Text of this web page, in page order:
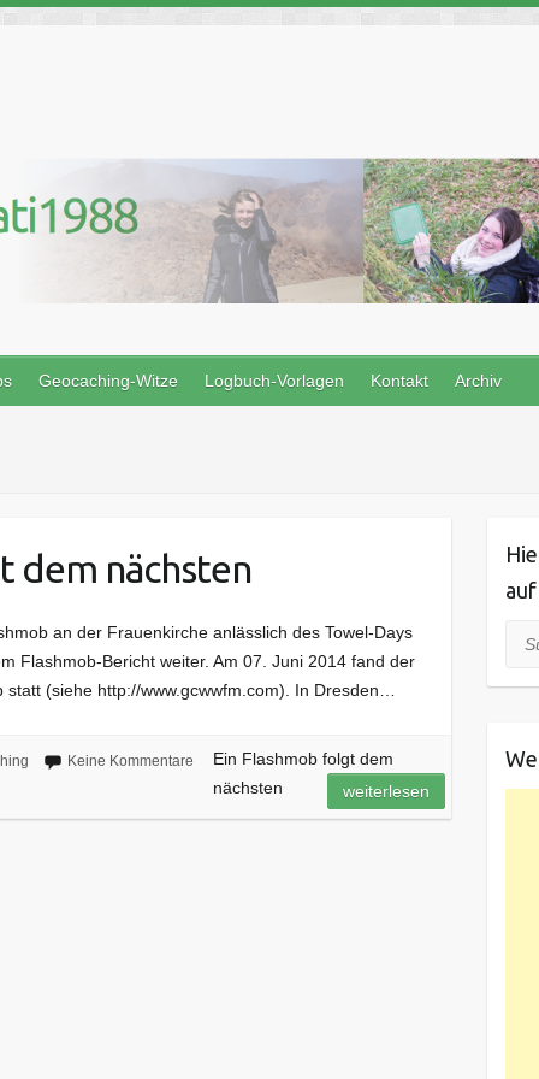
Geocaching-Witze Logbuch-Vorlagen Kontakt Archiv
dem nächsten
an der Frauenkirche anlässlich des Towel-Days
Flashmob-Bericht weiter. Am 07. Juni 2014 fand der
statt (siehe http://www.gcwwfm.com). In Dresden…
Keine Kommentare
Ein Flashmob folgt dem
nächsten
weiterlesen